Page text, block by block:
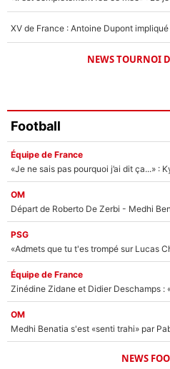
NEWS TOURNOI
Football
Équipe de France
OM
PSG
Équipe de France
OM
NEWS